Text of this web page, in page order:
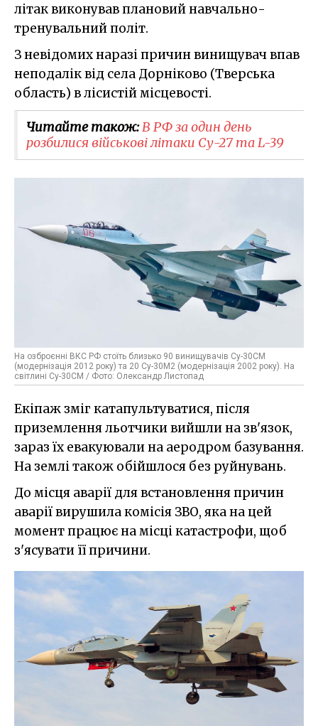
літак виконував плановий навчально-
тренувальний політ.
З невідомих наразі причин винищувач впав
неподалік від села Дорніково (Тверська
область) в лісистій місцевості.
Читайте також:В РФ за один день
розбилися військові літаки Су-27 та L-39
На озброєнні ВКС РФ стоїть близько 90 винищувачів Су-30СМ
(модернізація 2012 року) та 20 Су-30М2 (модернізація 2002 року). На
світлині Су-30СМ / Фото: Олександр Листопад
Екіпаж зміг катапультуватися, після
приземлення льотчики вийшли на зв'язок,
зараз їх евакуювали на аеродром базування.
На землі також обійшлося без руйнувань.
До місця аварії для встановлення причин
аварії вирушила комісія ЗВО, яка на цей
момент працює на місці катастрофи, щоб
з'ясувати її причини.